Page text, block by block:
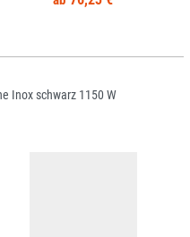
Inox schwarz 1150 W